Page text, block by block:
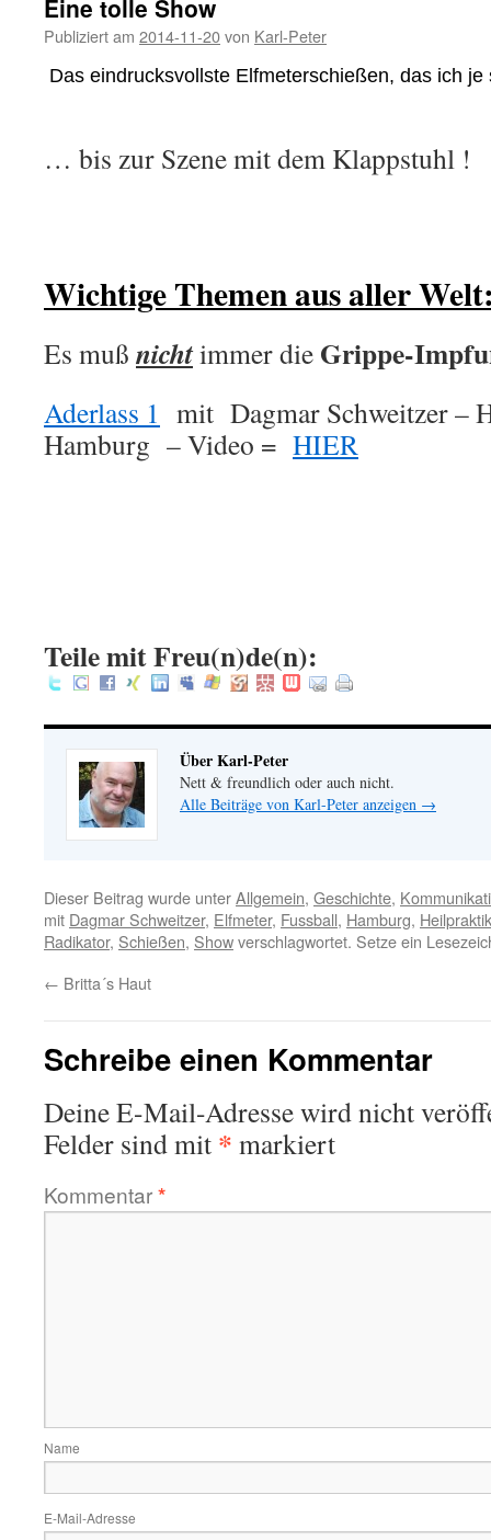
Eine tolle Show
Publiziert am 2014-11-20von Karl-Peter
Das eindrucksvollste Elfmeterschießen, das ich je
… bis zur Szene mit dem Klappstuhl !
Wichtige Themen aus aller
Es muß nichtimmer die Grippe-
Aderlass 1 mit Dagmar Schweitzer –
Hamburg – Video = HIER
Teile mit Freu(n)de(n):
Über Karl-Peter
Nett & freundlich oder auch nicht.
Alle Beiträge von Karl-Peter anzeigen →
Dieser Beitrag wurde unterAllgemein, Geschichte,
mit Dagmar Schweitzer, Elfmeter, Fussball, Hamburg,
Radikator, Schießen, Showverschlagwortet. Setze ein
← Britta´s Haut
Schreibe einen Kommentar
Deine E-Mail-Adresse wird nicht
Felder sind mit * markiert
Kommentar*
Name
E-Mail-Adresse